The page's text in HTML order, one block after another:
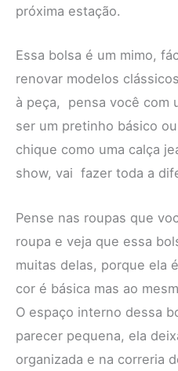
próxima estação.
Essa bolsa é um mimo,
renovar modelos
à peça, pensa você com
ser um pretinho básico
chique como uma calça
show, vai fazer toda a
Pense nas roupas que
roupa e veja que essa
muitas delas, porque ela
cor é básica mas ao
O espaço interno dessa
parecer pequena, ela
organizada e na correria